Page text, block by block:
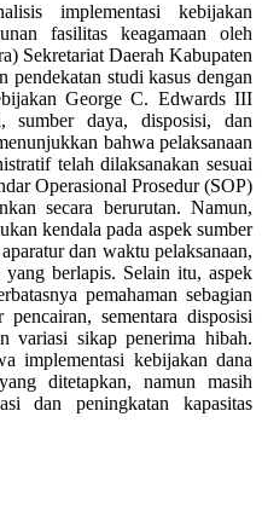
implementasi kebijakan
fasilitas keagamaan oleh
Sekretariat Daerah Kabupaten
pendekatan studi kasus dengan
George C. Edwards III
sumber daya, disposisi, dan
bahwa pelaksanaan
telah dilaksanakan sesuai
Operasional Prosedur (SOP)
secara berurutan. Namun,
kendala pada aspek sumber
dan waktu pelaksanaan,
berlapis. Selain itu, aspek
pemahaman sebagian
sementara disposisi
variasi sikap penerima hibah.
implementasi kebijakan dana
ditetapkan, namun masih
dan peningkatan kapasitas